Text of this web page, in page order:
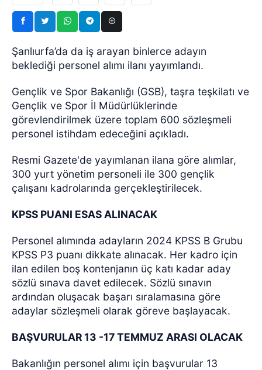
Şanlıurfa’da da iş arayan binlerce adayın
beklediği personel alımı ilanı yayımlandı.
Gençlik ve Spor Bakanlığı (GSB), taşra teşkilatı ve
Gençlik ve Spor İl Müdürlüklerinde
görevlendirilmek üzere toplam 600 sözleşmeli
personel istihdam edeceğini açıkladı.
Resmi Gazete'de yayımlanan ilana göre alımlar,
300 yurt yönetim personeli ile 300 gençlik
çalışanı kadrolarında gerçekleştirilecek.
KPSS PUANI ESAS ALINACAK
Personel alımında adayların 2024 KPSS B Grubu
KPSS P3 puanı dikkate alınacak. Her kadro için
ilan edilen boş kontenjanın üç katı kadar aday
sözlü sınava davet edilecek. Sözlü sınavın
ardından oluşacak başarı sıralamasına göre
adaylar sözleşmeli olarak göreve başlayacak.
BAŞVURULAR 13 -17 TEMMUZ ARASI OLACAK
Bakanlığın personel alımı için başvurular 13